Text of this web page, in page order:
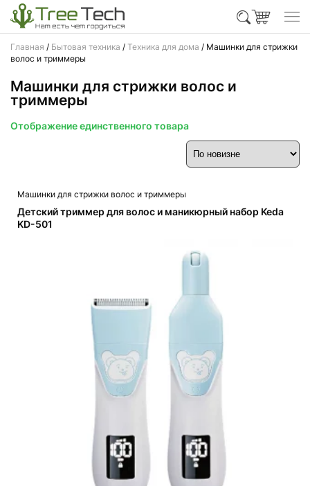
Главная / Бытовая техника / Техника для дома / Машинки для стрижки
волос и триммеры
Машинки для стрижки волос и
триммеры
Отображение единственного товара
Машинки для стрижки волос и триммеры
Детский триммер для волос и маникюрный набор Keda
KD-501